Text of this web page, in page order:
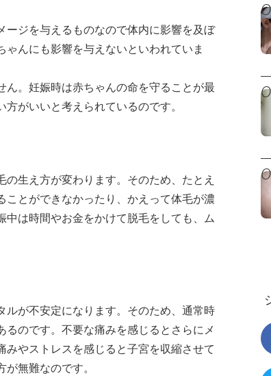
ジを与えるものなので体内に影響を及ぼ
んにも影響を与えないといわれていま
。妊娠時は赤ちゃんの命を守ることが最
がいいと考えられているのです。
生え方が変わります。そのため、たとえ
とができなかったり、かえって体毛が濃
中は時間やお金をかけて脱毛をしても、ム
が不安定になります。そのため、通常時
のです。不要な痛みを感じるとさらにメ
やストレスを感じると子宮を収縮させて
無難なのです。